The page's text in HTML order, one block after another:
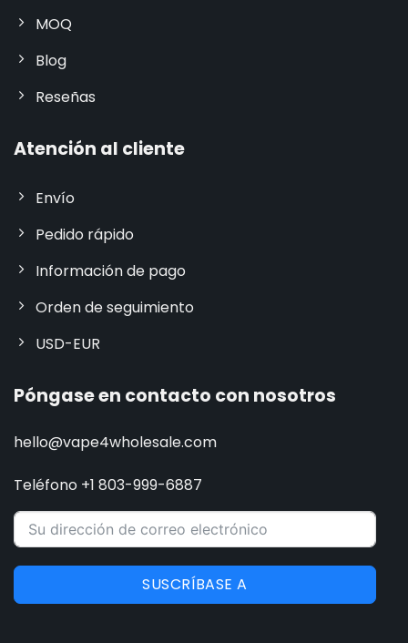
MOQ
Blog
Reseñas
Atención al cliente
Envío
Pedido rápido
Información de pago
Orden de seguimiento
USD-EUR
Póngase en contacto con nosotros
hello@vape4wholesale.com
Teléfono +1 803-999-6887
SUSCRÍBASE A